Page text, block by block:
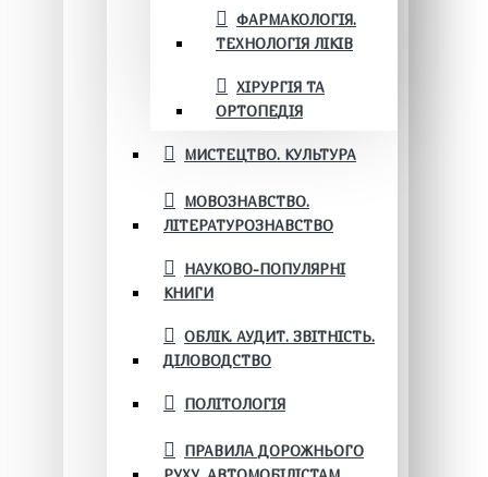
ФАРМАКОЛОГІЯ.
ТЕХНОЛОГІЯ ЛІКІВ
ХІРУРГІЯ ТА
ОРТОПЕДІЯ
МИСТЕЦТВО. КУЛЬТУРА
МОВОЗНАВСТВО.
ЛІТЕРАТУРОЗНАВСТВО
НАУКОВО-ПОПУЛЯРНІ
КНИГИ
ОБЛІК. АУДИТ. ЗВІТНІСТЬ.
ДІЛОВОДСТВО
ПОЛІТОЛОГІЯ
ПРАВИЛА ДОРОЖНЬОГО